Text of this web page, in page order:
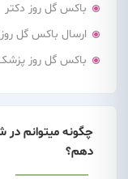
باکس گل روز دکتر
ارسال باکس گل
باکس گل روز
چگونه میتوانم
دهم؟